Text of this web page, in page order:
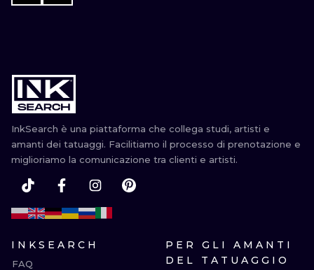
InkSearch è una piattaforma che collega studi, artisti e
amanti dei tatuaggi. Facilitiamo il processo di prenotazione e
miglioriamo la comunicazione tra clienti e artisti.
INKSEARCH
FAQ
PER GLI AMANTI
DEL TATUAGGIO